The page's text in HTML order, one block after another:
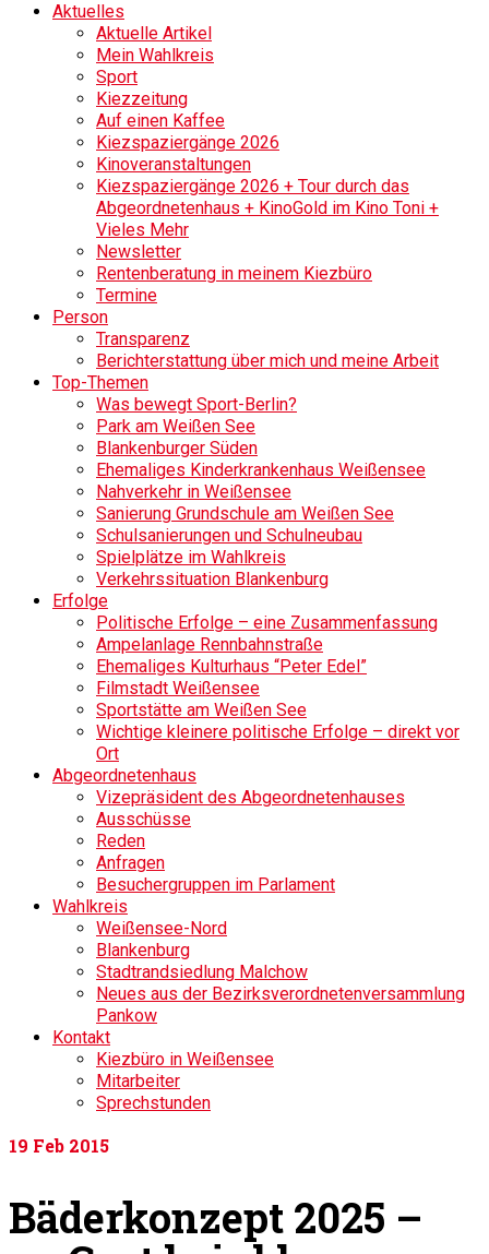
Aktuelles
Aktuelle Artikel
Mein Wahlkreis
Sport
Kiezzeitung
Auf einen Kaffee
Kiezspaziergänge 2026
Kinoveranstaltungen
Kiezspaziergänge 2026 + Tour durch das
Abgeordnetenhaus + KinoGold im Kino Toni +
Vieles Mehr
Newsletter
Rentenberatung in meinem Kiezbüro
Termine
Person
Transparenz
Berichterstattung über mich und meine Arbeit
Top-Themen
Was bewegt Sport-Berlin?
Park am Weißen See
Blankenburger Süden
Ehemaliges Kinderkrankenhaus Weißensee
Nahverkehr in Weißensee
Sanierung Grundschule am Weißen See
Schulsanierungen und Schulneubau
Spielplätze im Wahlkreis
Verkehrssituation Blankenburg
Erfolge
Politische Erfolge – eine Zusammenfassung
Ampelanlage Rennbahnstraße
Ehemaliges Kulturhaus “Peter Edel”
Filmstadt Weißensee
Sportstätte am Weißen See
Wichtige kleinere politische Erfolge – direkt vor
Ort
Abgeordnetenhaus
Vizepräsident des Abgeordnetenhauses
Ausschüsse
Reden
Anfragen
Besuchergruppen im Parlament
Wahlkreis
Weißensee-Nord
Blankenburg
Stadtrandsiedlung Malchow
Neues aus der Bezirksverordnetenversammlung
Pankow
Kontakt
Kiezbüro in Weißensee
Mitarbeiter
Sprechstunden
19 Feb 2015
Bäderkonzept 2025 –